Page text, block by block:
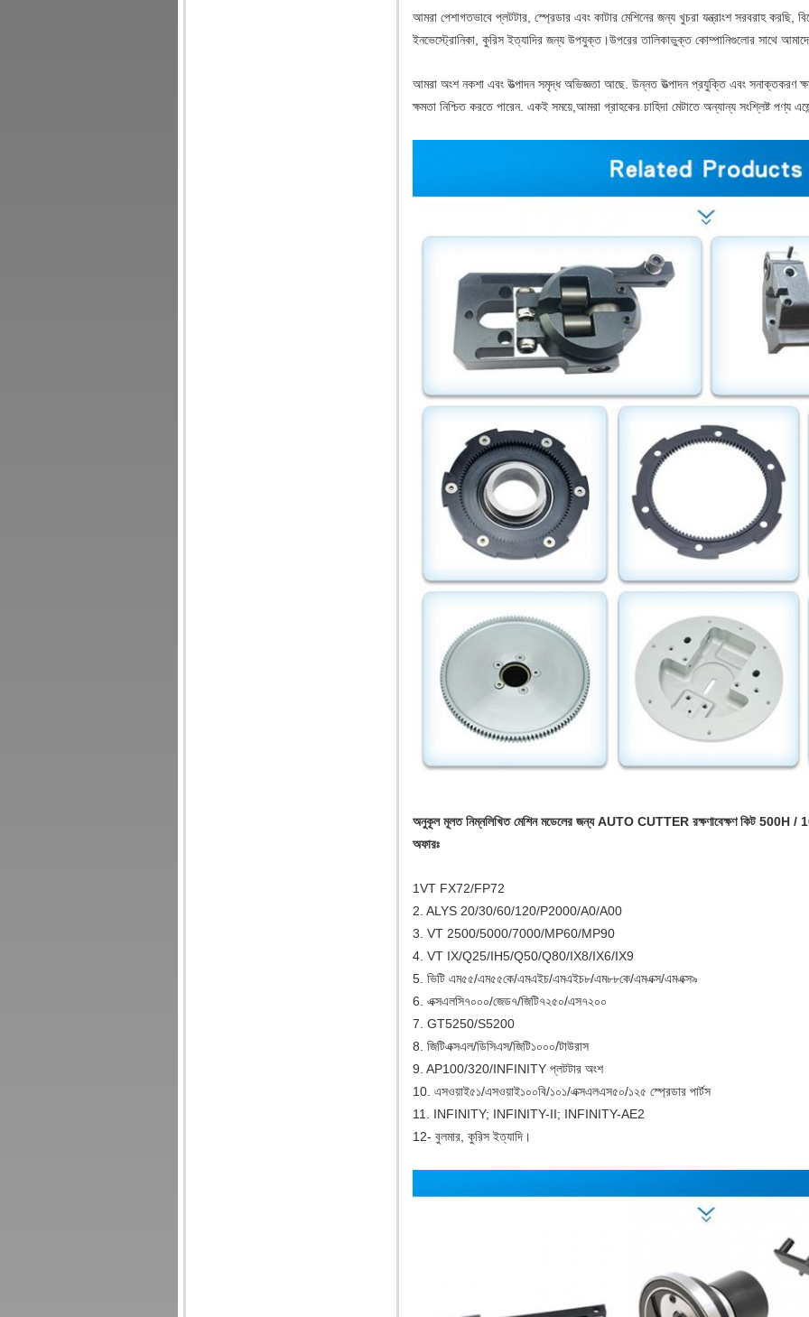
আমরা পেশাগতভাবে প্লটটার, স্প্রেডার এবং কাটার মেশিনের জন্য খুচরা যন্ত্রাংশ সরবরাহ করছি,
ইনভেস্ট্রোনিকা, কুরিস ইত্যাদির জন্য উপযুক্ত।উপরের তালিকাভুক্ত কোম্পানিগুলোর সাথে
আমরা অংশ নকশা এবং উত্পাদন সমৃদ্ধ অভিজ্ঞতা আছে. উন্নত উত্পাদন প্রযুক্তি এবং সনাক্তকরণ
ক্ষমতা নিশ্চিত করতে পারেন. একই সময়ে,আমরা গ্রাহকের চাহিদা মেটাতে অন্যান্য সংশ্লিষ্ট পণ্য
অনুকূল মূলত নিম্নলিখিত মেশিন মডেলের জন্য AUTO CUTTER রক্ষণাবেক্ষণ কিট
অফারঃ
1VT FX72/FP72
2. ALYS 20/30/60/120/P2000/A0/A00
3. VT 2500/5000/7000/MP60/MP90
4. VT IX/Q25/IH5/Q50/Q80/IX8/IX6/IX9
5. ভিটি এম৫৫/এম৫৫কে/এমএইচ/এমএইচ৮/এম৮৮কে/এমএক্স/এমএক্স৯
6. এক্সএলসি৭০০০/জেড৭/জিটি৭২৫০/এস৭২০০
7. GT5250/S5200
8. জিটিএক্সএল/ডিসিএস/জিটি১০০০/টাউরাস
9. AP100/320/INFINITY প্লটটার অংশ
10. এসওয়াই৫১/এসওয়াই১০০বি/১০১/এক্সএলএস৫০/১২৫ স্প্রেডার পার্টস
11. INFINITY; INFINITY-II; INFINITY-AE2
12- বুলমার, কুরিস ইত্যাদি।